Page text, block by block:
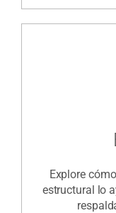
Explore
estructural lo